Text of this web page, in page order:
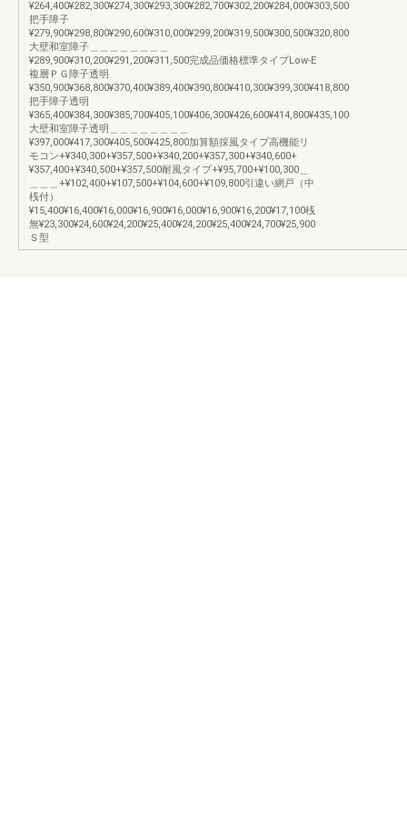
¥264,400¥282,300¥274,300¥293,300¥282,700¥302,200¥284,000¥303,500
把手障子
¥279,900¥298,800¥290,600¥310,000¥299,200¥319,500¥300,500¥320,800
大壁和室障子＿＿＿＿＿＿＿＿
¥289,900¥310,200¥291,200¥311,500完成品価格標準タイプLow-E
複層ＰＧ障子透明
¥350,900¥368,800¥370,400¥389,400¥390,800¥410,300¥399,300¥418,800
把手障子透明
¥365,400¥384,300¥385,700¥405,100¥406,300¥426,600¥414,800¥435,100
大壁和室障子透明＿＿＿＿＿＿＿＿
¥397,000¥417,300¥405,500¥425,800加算額採風タイプ高機能リ
モコン+¥340,300+¥357,500+¥340,200+¥357,300+¥340,600+
¥357,400+¥340,500+¥357,500耐風タイプ+¥95,700+¥100,300＿
＿＿＿+¥102,400+¥107,500+¥104,600+¥109,800引違い網戸（中
桟付）
¥15,400¥16,400¥16,000¥16,900¥16,000¥16,900¥16,200¥17,100桟
無¥23,300¥24,600¥24,200¥25,400¥24,200¥25,400¥24,700¥25,900
Ｓ型